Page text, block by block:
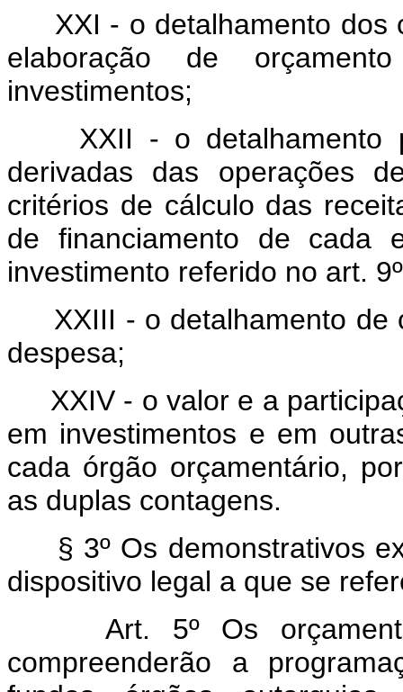
XXI - o detalhamento dos
elaboração de
investimentos;
XXII - o detalhamento
derivadas das operações
critérios de cálculo das
de financiamento de cada
investimento referido no art.
XXIII - o detalhamento
despesa;
XXIV - o valor e a
em investimentos e em
cada órgão orçamentário,
as duplas contagens.
§ 3º Os demonstrativos
dispositivo legal a que se
Art. 5º Os
compreenderão a